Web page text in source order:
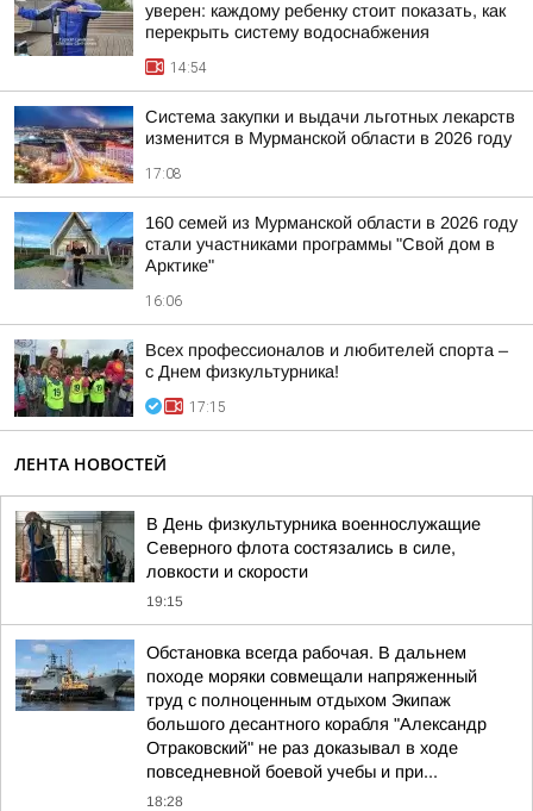
уверен: каждому ребенку стоит показать, как
перекрыть систему водоснабжения
14:54
Система закупки и выдачи льготных лекарств
изменится в Мурманской области в 2026 году
17:08
160 семей из Мурманской области в 2026 году
стали участниками программы "Свой дом в
Арктике"
16:06
Всех профессионалов и любителей спорта –
с Днем физкультурника!
17:15
ЛЕНТА НОВОСТЕЙ
В День физкультурника военнослужащие
Северного флота состязались в силе,
ловкости и скорости
19:15
Обстановка всегда рабочая. В дальнем
походе моряки совмещали напряженный
труд с полноценным отдыхом Экипаж
большого десантного корабля "Александр
Отраковский" не раз доказывал в ходе
повседневной боевой учебы и при...
18:28